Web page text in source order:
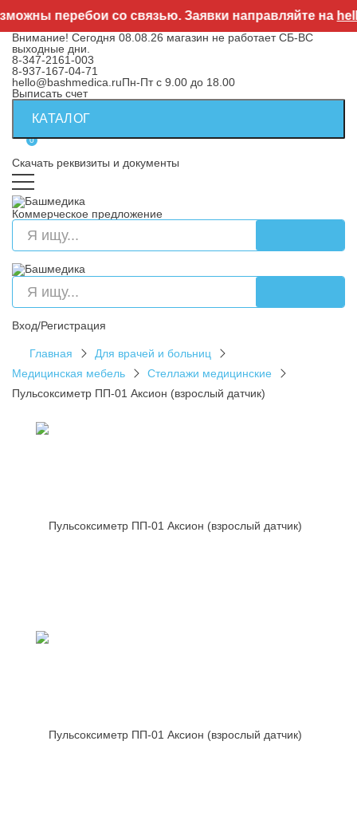
перебои со связью. Заявки направляйте на
Внимание! Сегодня 08.08.26 магазин не работает СБ-ВС
выходные дни.
8-347-2161-003
8-937-167-04-71
hello@bashmedica.ruПн-Пт с 9.00 до 18.00
Выписать счет
КАТАЛОГ
0
Скачать реквизиты и документы
Коммерческое предложение
Вход/Регистрация
Главная
Для врачей и больниц
Медицинская мебель
Стеллажи медицинские
Пульсоксиметр ПП-01 Аксион (взрослый датчик)